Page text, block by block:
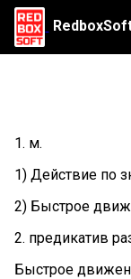
1. м.
1) Действие по
2) Быстрое
2. предикатив
Быстрое